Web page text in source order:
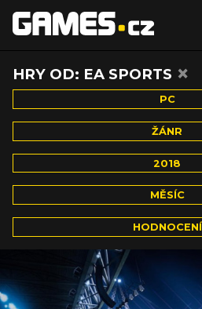
HRY OD: EA SPORTS ×
PC
ŽÁNR
2018
MĚSÍC
HODNOCENÍ